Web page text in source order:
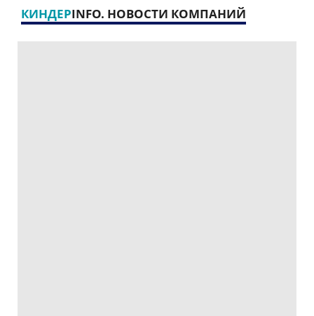
КИНДЕРINFO. НОВОСТИ КОМПАНИЙ